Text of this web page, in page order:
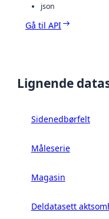
json
Gå til API
Lignende
Sidenedbørfelt
Måleserie
Magasin
Deldatasett